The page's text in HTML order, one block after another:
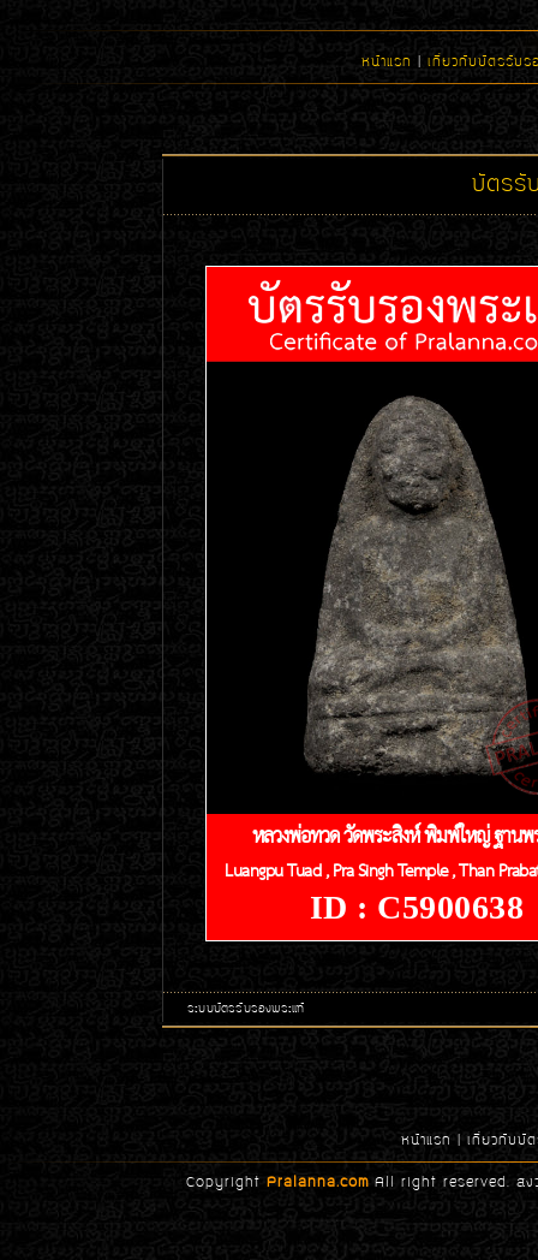
หน้าแรก เกี่ยวกับบัตรรับร
บัตรรั
หลวงพ่อทวด วัดพระสิงห์ พิมพ์ใหญ่ ฐาน
Luangpu Tuad , Pra Singh Temple , Than
ID : C5900638
ระบบบัตรรับรองพระแท้
หน้าแรก เกี่ยวกับบั
Copyright Pralanna.comAll right reserved. สง